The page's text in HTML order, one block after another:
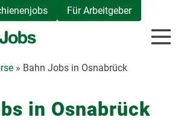
Für Arbeitgeber
» Bahn Jobs in Osnabrück
in Osnabrück